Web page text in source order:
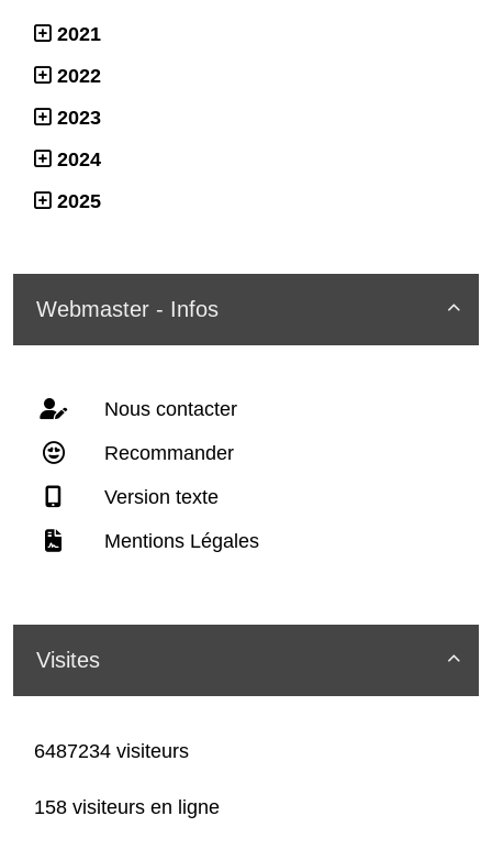
2021
2022
2023
2024
2025

Webmaster - Infos
Nous contacter
Recommander
Version texte
Mentions Légales

Visites
6487234 visiteurs
158 visiteurs en ligne